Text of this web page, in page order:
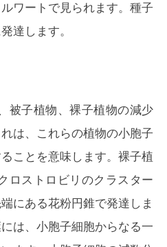
ワートで見られます。種子
達します。
被子植物、裸子植物の減少
は、これらの植物の小胞子
ことを意味します。裸子植
ロストロビリのクラスター
にある花粉円錐で発達しま
は、小胞子細胞からなる一